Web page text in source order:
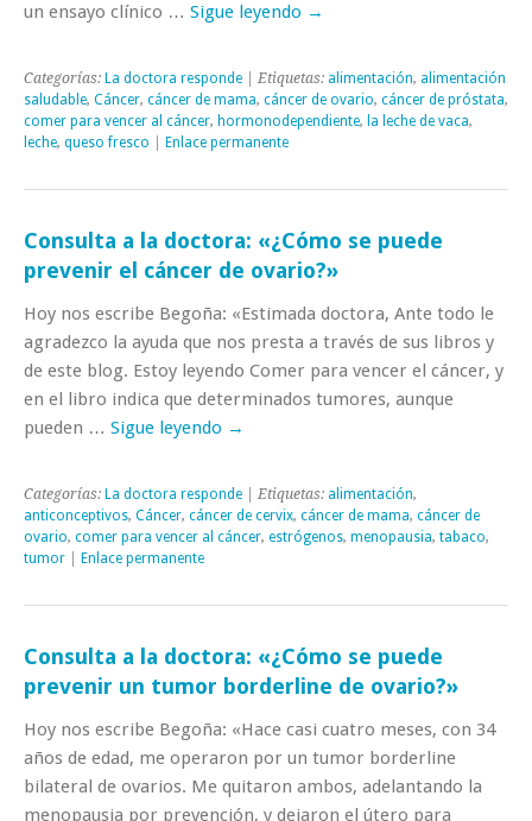
un ensayo clínico … Sigue leyendo →
Categorías: La doctora responde | Etiquetas: alimentación, alimentación
saludable, Cáncer, cáncer de mama, cáncer de ovario, cáncer de próstata,
comer para vencer al cáncer, hormonodependiente, la leche de vaca,
leche, queso fresco Enlace permanente
Consulta a la doctora: «¿Cómo se puede
prevenir el cáncer de ovario?»
Hoy nos escribe Begoña: «Estimada doctora, Ante todo le
agradezco la ayuda que nos presta a través de sus libros y
de este blog. Estoy leyendo Comer para vencer el cáncer, y
en el libro indica que determinados tumores, aunque
pueden … Sigue leyendo →
Categorías: La doctora responde | Etiquetas: alimentación,
anticonceptivos, Cáncer, cáncer de cervix, cáncer de mama, cáncer de
ovario, comer para vencer al cáncer, estrógenos, menopausia, tabaco,
tumor
Enlace permanente
Consulta a la doctora: «¿Cómo se puede
prevenir un tumor borderline de ovario?»
Hoy nos escribe Begoña: «Hace casi cuatro meses, con 34
años de edad, me operaron por un tumor borderline
bilateral de ovarios. Me quitaron ambos, adelantando la
menopausia por prevención, y dejaron el útero para